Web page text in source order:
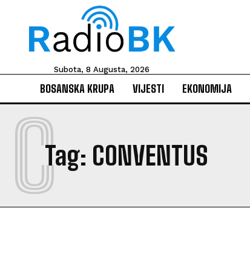
Subota, 8 Augusta, 2026
BOSANSKA KRUPA VIJESTI EKONOMIJA
Tag: CONVENTUS
C